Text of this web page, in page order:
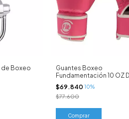
de Boxeo
Guantes Boxeo
Fundamentación 10 OZ
$69.840 10%
$77.600